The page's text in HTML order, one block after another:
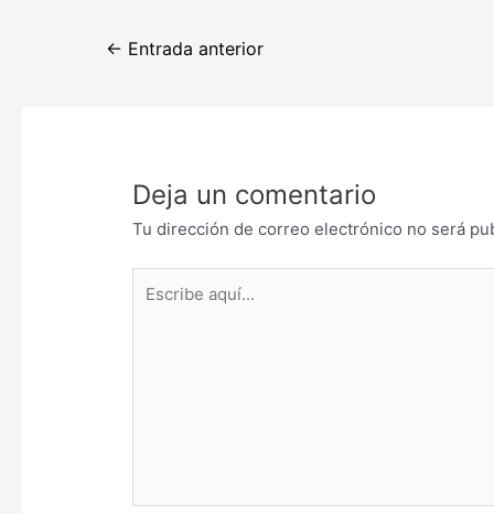
Navegación
← Entrada anterior
Deja un comentario
Tu dirección de correo electrónico no será
aquí...